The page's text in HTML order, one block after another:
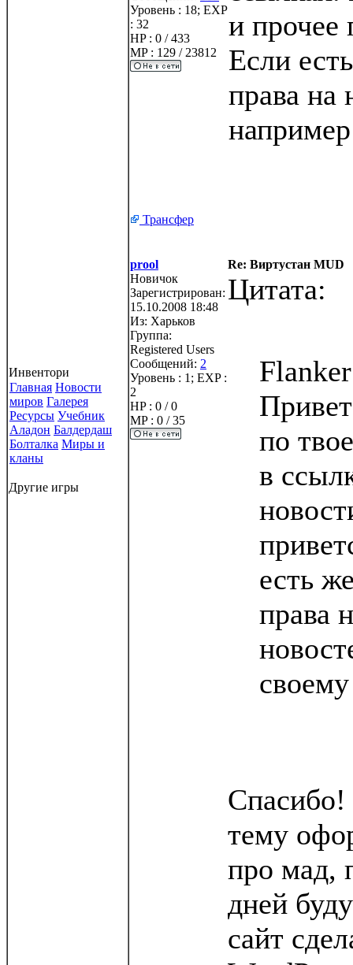
Инвентори
Главная Новости
миров Галерея
Ресурсы Учебник
Аладон Балдердаш
Болталка Миры и
кланы
Другие игры
Уровень : 18; EXP
: 32
HP : 0 / 433
MP : 129 / 23812
и прочее
Если
права на
Трансфер
prool
Re: Виртустан MUD
Новичок
Зарегистрирован:
15.10.2008 18:48
Из: Харьков
Группа:
Registered Users
Сообщений: 2
Уровень : 1; EXP :
2
HP : 0 / 0
MP : 0 / 35
Цитата:
по
в
есть
права
Спасибо!
тему
про мад,
дней
сайт